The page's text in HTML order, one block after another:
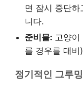
면 잠시 중단
니다.
준비물: 고양이
를 경우를 대
정기적인 그루